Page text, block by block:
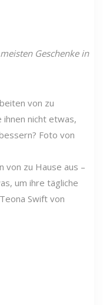
Geschenke in
von zu Hause aus –
um ihre tägliche
Swift von